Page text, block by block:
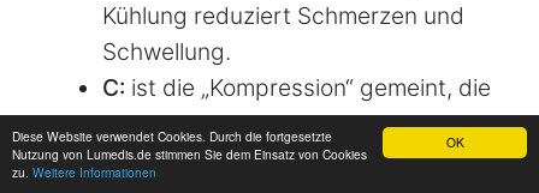
OK
Diese Website verwendet Cookies. Durch die fortgesetzte
Nutzung von Lumedis.de stimmen Sie dem Einsatz von Cookies
zu. Weitere Informationen
Kühlung reduziert Schmerzen und
Schwellung.
C: ist die „Kompression“ gemeint, die
durch eine elastische Druckbinde am
Oberschenkel erreicht wird.